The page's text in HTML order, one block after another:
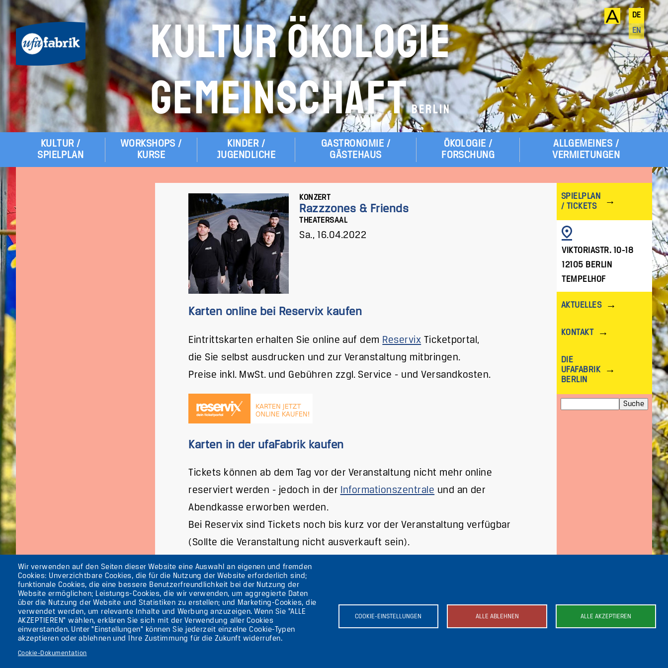
Wir verwenden auf den Seiten dieser Website eine Auswahl an eigenen und fremden
Cookies: Unverzichtbare Cookies, die für die Nutzung der Website erforderlich sind;
funktionale Cookies, die eine bessere Benutzerfreundlichkeit bei der Nutzung der
Website ermöglichen; Leistungs-Cookies, die wir verwenden, um aggregierte Daten
über die Nutzung der Website und Statistiken zu erstellen; und Marketing-Cookies, die
verwendet werden, um relevante Inhalte und Werbung anzuzeigen. Wenn Sie "ALLE
AKZEPTIEREN" wählen, erklären Sie sich mit der Verwendung aller Cookies
einverstanden. Unter "Einstellungen" können Sie jederzeit einzelne Cookie-Typen
akzeptieren oder ablehnen und Ihre Zustimmung für die Zukunft widerrufen.
Cookie-Dokumentation
COOKIE-EINSTELLUNGEN ALLE ABLEHNEN ALLE AKZEPTIEREN
KULTUR ÖKOLOGIE
GEMEINSCHAFTBERLIN
DE
EN
Hauptmenü
KULTUR /
SPIELPLAN
WORKSHOPS /
KURSE
KINDER /
JUGENDLICHE
GASTRONOMIE /
GÄSTEHAUS
ÖKOLOGIE /
FORSCHUNG
ALLGEMEINES /
VERMIETUNGEN
KONZERT
Razzzones & Friends
THEATERSAAL
Sa., 16.04.2022
Karten online bei Reservix kaufen
Eintrittskarten erhalten Sie online auf dem Reservix Ticketportal,
die Sie selbst ausdrucken und zur Veranstaltung mitbringen.
Preise inkl. MwSt. und Gebühren zzgl. Service - und Versandkosten.
Karten in der ufaFabrik kaufen
Tickets können ab dem Tag vor der Veranstaltung nicht mehr online
reserviert werden - jedoch in der Informationszentrale und an der
Abendkasse erworben werden.
Bei Reservix sind Tickets noch bis kurz vor der Veranstaltung verfügbar
(Sollte die Veranstaltung nicht ausverkauft sein).
SPIELPLAN
/ TICKETS
BILD
VIKTORIASTR. 10-18
12105 BERLIN
TEMPELHOF
AKTUELLES
KONTAKT
DIE
UFAFABRIK
BERLIN
Secondary
menu
(GERMAN)
Die ufaFabrik Berlin
Aktuelles
Presse
Kontakt
Impressum